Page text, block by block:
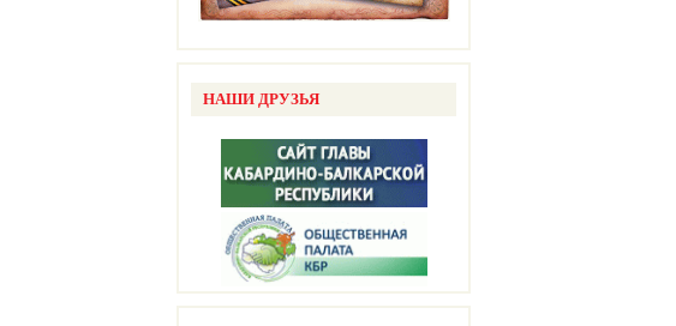
НАШИ ДРУЗЬЯ